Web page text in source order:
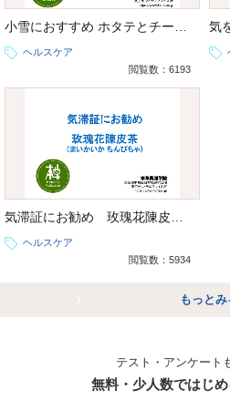
小雪におすすめ ホタテとチーズのあえもの
ヘルスケア
閲覧数：6193
ヘルスケア
閲覧数：5934
もっとみ
テスト・アンケート
無料・少人数ではじ